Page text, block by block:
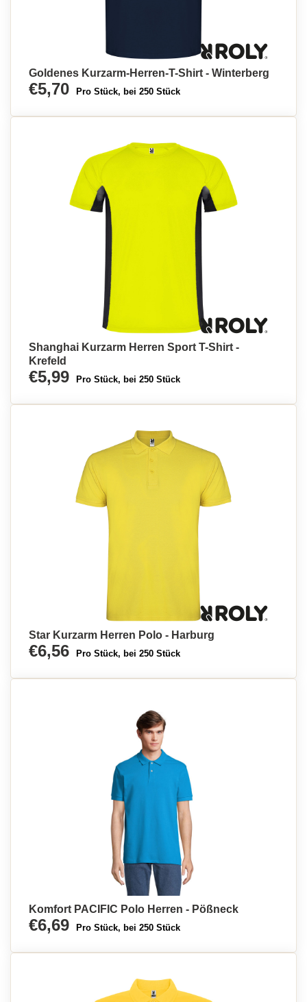
Goldenes Kurzarm-Herren-T-Shirt - Winterberg
€5,70 Pro Stück, bei 250 Stück
Shanghai Kurzarm Herren Sport T-Shirt -
Krefeld
€5,99 Pro Stück, bei 250 Stück
Star Kurzarm Herren Polo - Harburg
€6,56 Pro Stück, bei 250 Stück
Komfort PACIFIC Polo Herren - Pößneck
€6,69 Pro Stück, bei 250 Stück